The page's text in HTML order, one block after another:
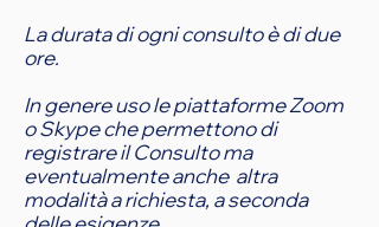
La durata di ogni consulto è di due
ore.
In genere uso le piattaformeZoom
o Skype che permettono di
registrare il Consultoma
eventualmente anche altra
modalitàa richiesta, a seconda